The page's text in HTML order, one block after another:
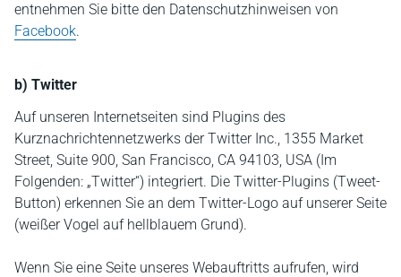
entnehmen Sie bitte den Datenschutzhinweisen von
Facebook.
b) Twitter
Auf unseren Internetseiten sind Plugins des
Kurznachrichtennetzwerks der Twitter Inc., 1355 Market
Street, Suite 900, San Francisco, CA 94103, USA (Im
Folgenden: „Twitter“) integriert. Die Twitter-Plugins (Tweet-
Button) erkennen Sie an dem Twitter-Logo auf unserer Seite
(weißer Vogel auf hellblauem Grund).
Wenn Sie eine Seite unseres Webauftritts aufrufen, wird